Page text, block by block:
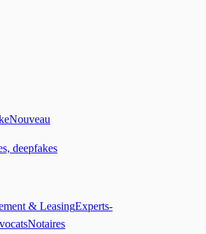
Nouveau
deepfakes
& LeasingExperts-
Notaires